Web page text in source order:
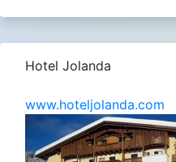
Hotel Jolanda
www.hoteljolanda.com